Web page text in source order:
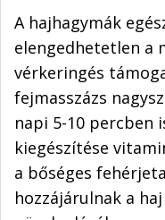
A hajhagymák
elengedhetetlen a
vérkeringés
fejmasszázs
napi 5-10 percben
kiegészítése
a bőséges
hozzájárulnak a